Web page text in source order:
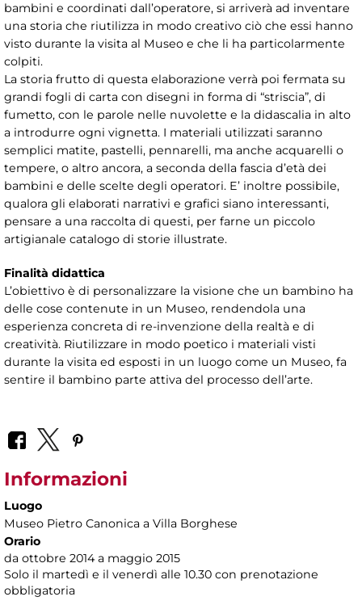
bambini e coordinati dall’operatore, si arriverà ad inventare
una storia che riutilizza in modo creativo ciò che essi hanno
visto durante la visita al Museo e che li ha particolarmente
colpiti.
La storia frutto di questa elaborazione verrà poi fermata su
grandi fogli di carta con disegni in forma di “striscia”, di
fumetto, con le parole nelle nuvolette e la didascalia in alto
a introdurre ogni vignetta. I materiali utilizzati saranno
semplici matite, pastelli, pennarelli, ma anche acquarelli o
tempere, o altro ancora, a seconda della fascia d’età dei
bambini e delle scelte degli operatori. E’ inoltre possibile,
qualora gli elaborati narrativi e grafici siano interessanti,
pensare a una raccolta di questi, per farne un piccolo
artigianale catalogo di storie illustrate.
Finalità didattica
L’obiettivo è di personalizzare la visione che un bambino ha
delle cose contenute in un Museo, rendendola una
esperienza concreta di re-invenzione della realtà e di
creatività. Riutilizzare in modo poetico i materiali visti
durante la visita ed esposti in un luogo come un Museo, fa
sentire il bambino parte attiva del processo dell’arte.
Informazioni
Luogo
Museo Pietro Canonica a Villa Borghese
Orario
da ottobre 2014 a maggio 2015
Solo il martedì e il venerdì alle 10.30 con prenotazione
obbligatoria